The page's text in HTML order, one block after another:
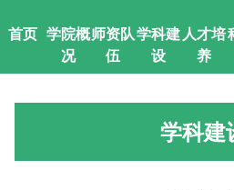
首页 学院概
况
师资队
伍
学科建
设
人才培
养
学科建